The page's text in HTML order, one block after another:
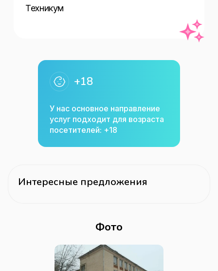
Техникум
+18
У нас основное направление
услуг подходит для возраста
посетителей: +18
Интересные предложения
Фото